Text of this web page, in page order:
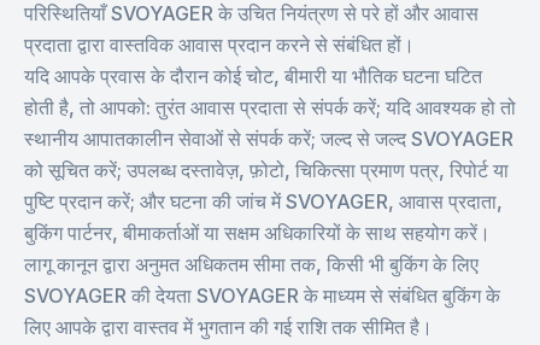
परिस्थितियाँ SVOYAGER के उचित नियंत्रण से परे हों और आवास
प्रदाता द्वारा वास्तविक आवास प्रदान करने से संबंधित हों।
यदि आपके प्रवास के दौरान कोई चोट, बीमारी या भौतिक घटना घटित
होती है, तो आपको: तुरंत आवास प्रदाता से संपर्क करें; यदि आवश्यक हो तो
स्थानीय आपातकालीन सेवाओं से संपर्क करें; जल्द से जल्द SVOYAGER
को सूचित करें; उपलब्ध दस्तावेज़, फ़ोटो, चिकित्सा प्रमाण पत्र, रिपोर्ट या
पुष्टि प्रदान करें; और घटना की जांच में SVOYAGER, आवास प्रदाता,
बुकिंग पार्टनर, बीमाकर्ताओं या सक्षम अधिकारियों के साथ सहयोग करें।
लागू कानून द्वारा अनुमत अधिकतम सीमा तक, किसी भी बुकिंग के लिए
SVOYAGER की देयता SVOYAGER के माध्यम से संबंधित बुकिंग के
लिए आपके द्वारा वास्तव में भुगतान की गई राशि तक सीमित है।